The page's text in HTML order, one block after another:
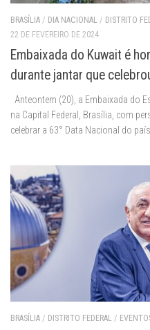
BRASÍLIA / DIA NACIONAL / DISTRITO
22 DE FEVEREIRO DE 2024
Embaixada do Kuwait é
durante jantar que
Anteontem (20), a Embaixada do
na Capital Federal, Brasília, com
celebrar a 63° Data Nacional do país
BRASÍLIA / DISTRITO FEDERAL /